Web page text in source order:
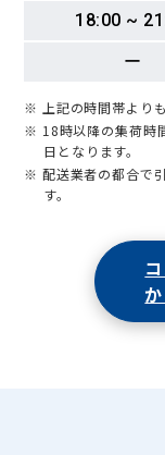
18:00 ~
ー
※ 上記の時間帯より
※ 18時以降の集荷時
日となります。
※ 配送業者の都合で
す。